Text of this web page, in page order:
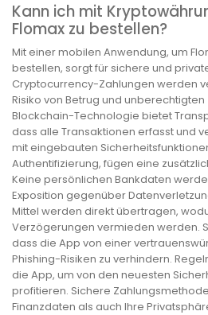
Kann ich mit
Flomax zu bestellen?
Mit einer mobilen Anwendung, um
bestellen, sorgt für sichere und
Cryptocurrency-Zahlungen werden
Risiko von Betrug und
Blockchain-Technologie bietet
dass alle Transaktionen erfasst und
mit eingebauten
Authentifizierung, fügen eine
Keine persönlichen Bankdaten
Exposition gegenüber
Mittel werden direkt übertragen,
Verzögerungen vermieden werden.
dass die App von einer
Phishing-Risiken zu verhindern.
die App, um von den neuesten
profitieren. Sichere
Finanzdaten als auch Ihre